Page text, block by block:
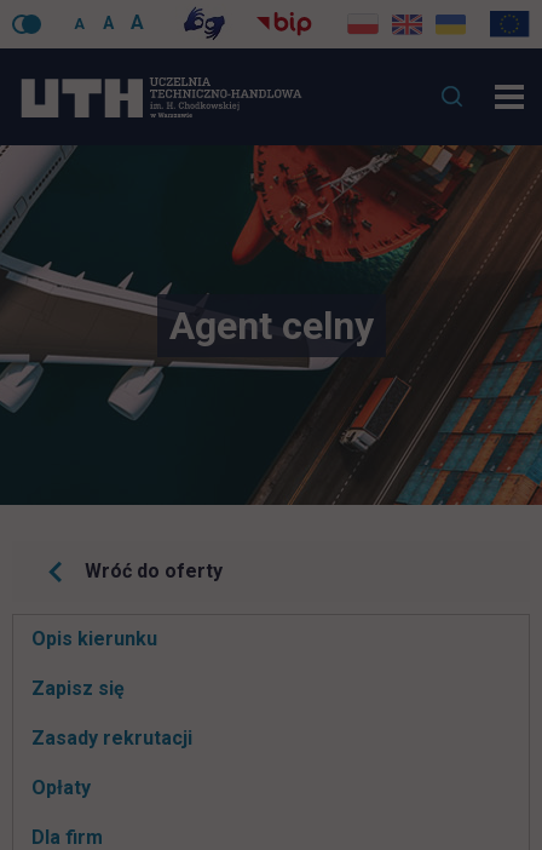
A A A
Agent celny
Wróć do oferty
Pomiń
nawigacje
Opis kierunku
Zapisz się
Zasady rekrutacji
Opłaty
Dla firm